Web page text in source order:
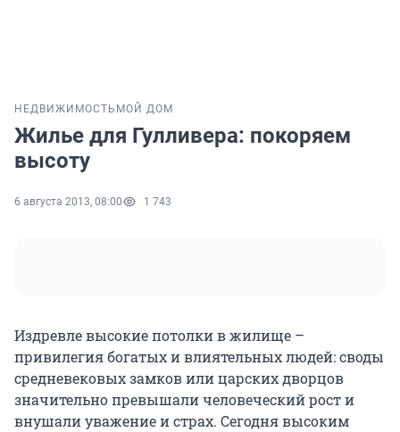
НЕДВИЖИМОСТЬ МОЙ ДОМ
Жилье для Гулливера: покоряем
высоту
6 августа 2013, 08:00 1 743
Издревле высокие потолки в жилище –
привилегия богатых и влиятельных людей: своды
средневековых замков или царских дворцов
значительно превышали человеческий рост и
внушали уважение и страх. Сегодня высоким